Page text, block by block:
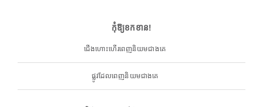
កុំឱ្យខកខាន!
ជើងហោះហើរពេញនិយមជាងគេ
ផ្លូវដែលពេញនិយមជាងគេ